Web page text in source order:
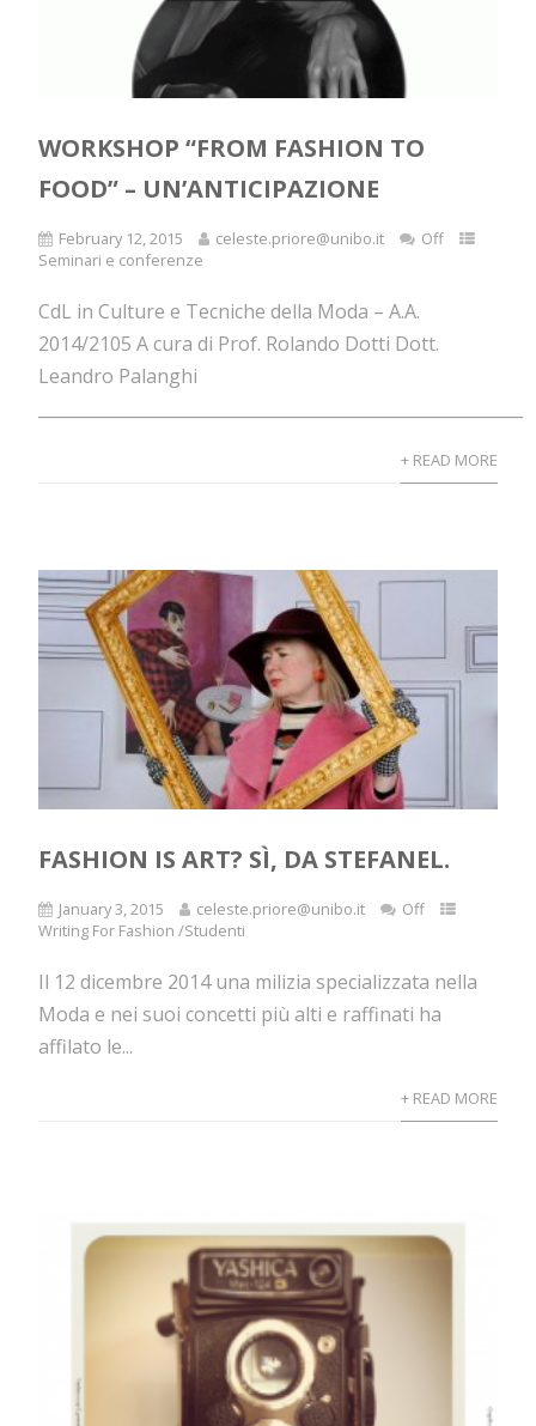
WORKSHOP “FROM FASHION TO
FOOD” – UN’ANTICIPAZIONE
February 12, 2015 celeste.priore@unibo.it
Off
Seminari e conferenze
CdL in Culture e Tecniche della Moda – A.A.
2014/2105 A cura di Prof. Rolando Dotti Dott.
Leandro Palanghi
+ READ MORE
FASHION IS ART? SÌ, DA STEFANEL.
January 3, 2015 celeste.priore@unibo.it
Off
Writing For Fashion /Studenti
Il 12 dicembre 2014 una milizia specializzata nella
Moda e nei suoi concetti più alti e raffinati ha
affilato le...
+ READ MORE